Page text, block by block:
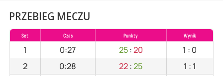
PRZEBIEG MECZU
Set Czas Punkty Wynik
1 0:27 25:20 1 : 0
2
0:28 22:25 1 : 1